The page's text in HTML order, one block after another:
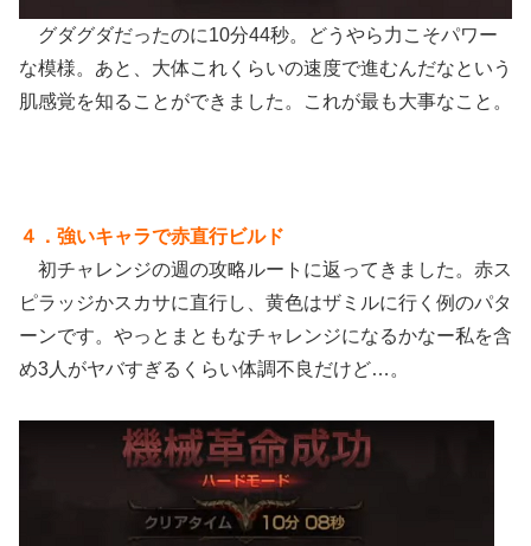
グダグダだったのに10分44秒。どうやら力こそパワー
な模様。あと、大体これくらいの速度で進むんだなという
肌感覚を知ることができました。これが最も大事なこと。
４．強いキャラで赤直行ビルド
初チャレンジの週の攻略ルートに返ってきました。赤ス
ピラッジかスカサに直行し、黄色はザミルに行く例のパタ
ーンです。やっとまともなチャレンジになるかなー私を含
め3人がヤバすぎるくらい体調不良だけど…。